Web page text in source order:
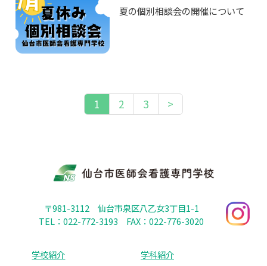
夏の個別相談会の開催について
1 2 3 >
〒981-3112 仙台市泉区八乙女3丁目1-1
TEL：022-772-3193 FAX：022-776-3020
学校紹介
学科紹介